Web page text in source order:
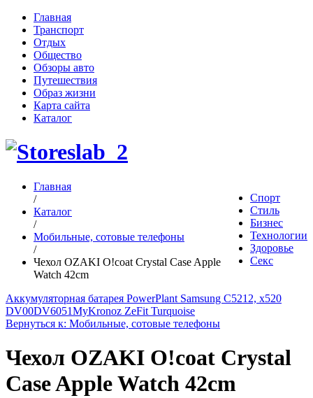
Главная
Транспорт
Отдых
Общество
Обзоры авто
Путешествия
Образ жизни
Карта сайта
Каталог
Спорт
Стиль
Бизнес
Технологии
Здоровье
Секс
Главная
/
Каталог
/
Мобильные, сотовые телефоны
/
Чехол OZAKI O!coat Crystal Case Apple
Watch 42cm
Аккумуляторная батарея PowerPlant Samsung C5212, x520
DV00DV6051MyKronoz ZeFit Turquoise
Вернуться к: Мобильные, сотовые телефоны
Чехол OZAKI O!coat Crystal
Case Apple Watch 42cm